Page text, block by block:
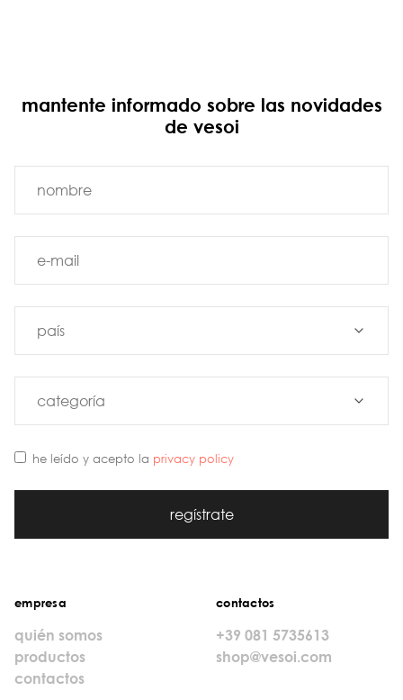
mantente informado sobre las novidades
de vesoi
he leído y acepto la privacy policy
regístrate
empresa
quién somos
productos
contactos
contactos
+39 081 5735613
shop@vesoi.com